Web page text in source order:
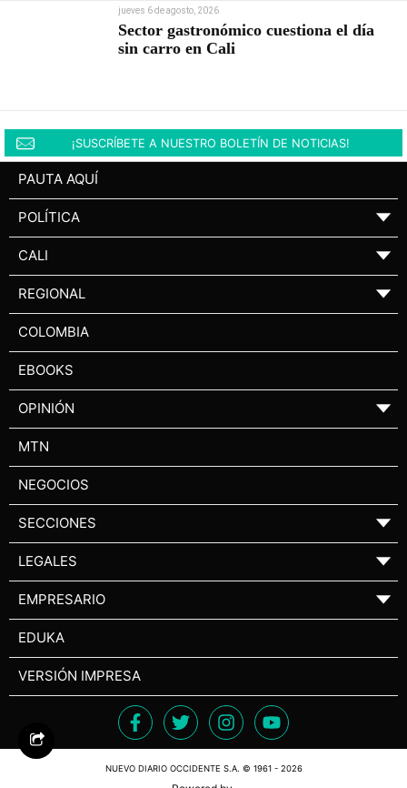
jueves 6 de agosto, 2026
Sector gastronómico cuestiona el día
sin carro en Cali
¡SUSCRÍBETE A NUESTRO BOLETÍN DE NOTICIAS!
PAUTA AQUÍ
POLÍTICA ▼
CALI ▼
REGIONAL ▼
COLOMBIA
EBOOKS
OPINIÓN ▼
MTN
NEGOCIOS
SECCIONES ▼
LEGALES ▼
EMPRESARIO ▼
EDUKA
VERSIÓN IMPRESA
NUEVO DIARIO OCCIDENTE S.A. © 1961 - 2026